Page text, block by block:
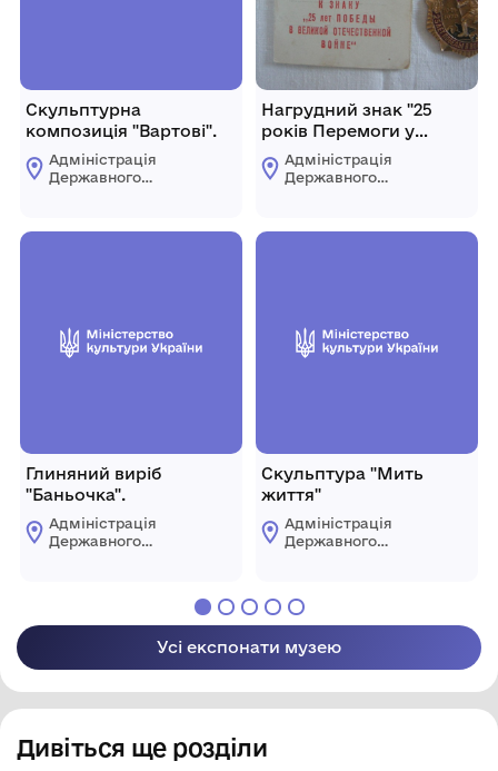
Скульптурна
композиція "Вартові".
Адміністрація
Державного
заповідника "Буша"
Глиняний виріб
"Баньочка".
Адміністрація
Державного
Нагрудний знак "25
років Перемоги у
Великій Вітчизняній
війні"
Адміністрація
Державного
заповідника "Буша"
Скульптура "Мить
життя"
Адміністрація
Державного
Усі експонати музею
Дивіться ще розділи